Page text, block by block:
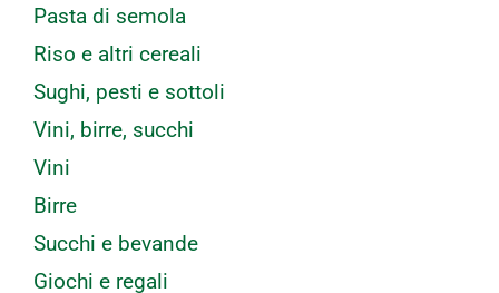
Pasta di semola
Riso e altri cereali
Sughi, pesti e sottoli
Vini, birre, succhi
Vini
Birre
Succhi e bevande
Giochi e regali